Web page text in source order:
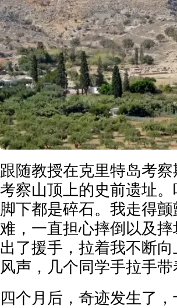
跟随教授在克里特岛考
考察山顶上的史前遗址
脚下都是碎石。我走得
难，一直担心摔倒以及
出了援手，拉着我不断
风声，几个同学手拉手
四个月后，奇迹发生了